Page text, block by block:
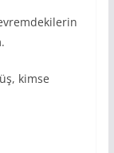
kimse